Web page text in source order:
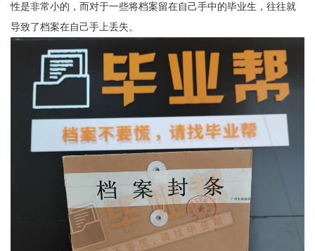
性是非常小的，而对于一些将档案留在自己手中的毕业生，往往就
导致了档案在自己手上丢失。